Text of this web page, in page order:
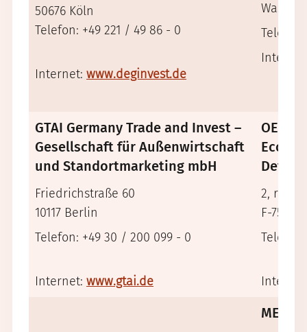
50676 Köln
Telefon: +49 221 / 49 86 - 0
Internet: www.deginvest.de
GTAI Germany Trade and Invest –
Gesellschaft für Außenwirtschaft
und Standortmarketing mbH
Friedrichstraße 60
10117 Berlin
Telefon: +49 30 / 200 099 - 0
Internet: www.gtai.de
OECD
2, rue
F-75775
MENA